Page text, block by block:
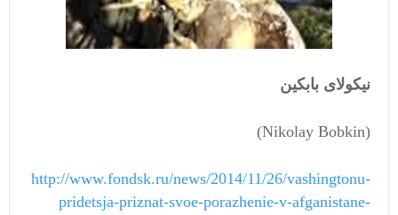
نیکولای بابکین
(Nikolay Bobkin)
http://www.fondsk.ru/news/2014/11/26/vashingtonu-
pridetsja-priznat-svoe-porazhenie-v-afganistane-